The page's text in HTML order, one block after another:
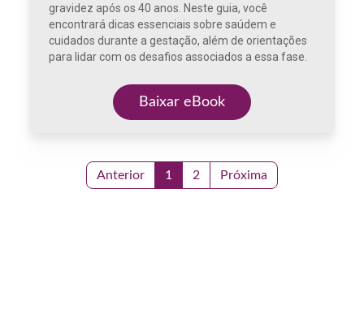
gravidez após os 40 anos. Neste guia, você
encontrará dicas essenciais sobre saúdem e
cuidados durante a gestação, além de orientações
para lidar com os desafios associados a essa fase.
Baixar eBook
Anterior 1 2 Próxima